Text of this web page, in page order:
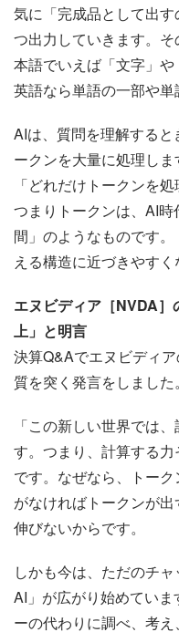
気に「完成品として出
つ出力していきます。
本語でいえば「文字」や
英語なら単語の一部や単
AIは、質問を理解する
ークンを大量に処理し
「どれだけトークンを
つまりトークンは、AI
間」のようなものです
える構造に近づきやすく
エヌビディア［NVDA
上」と明言
決算Q&Aでエヌビディ
質を突く発言をしました。
「この新しい世界では
す。つまり、計算する
です。なぜなら、トー
がなければトークンが
伸びないからです。
しかも今は、ただのチ
AI」が広がり始めてい
ーの代わりに調べ、考